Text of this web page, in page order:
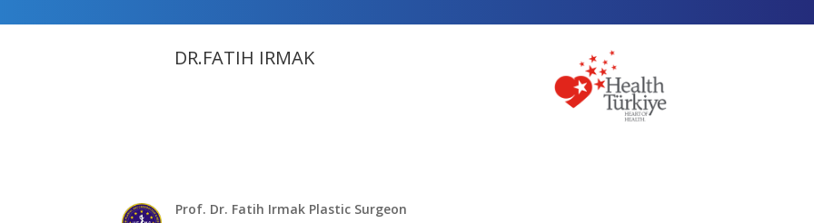
DR.FATIH IRMAK
Prof. Dr. Fatih Irmak Plastic Surgeon